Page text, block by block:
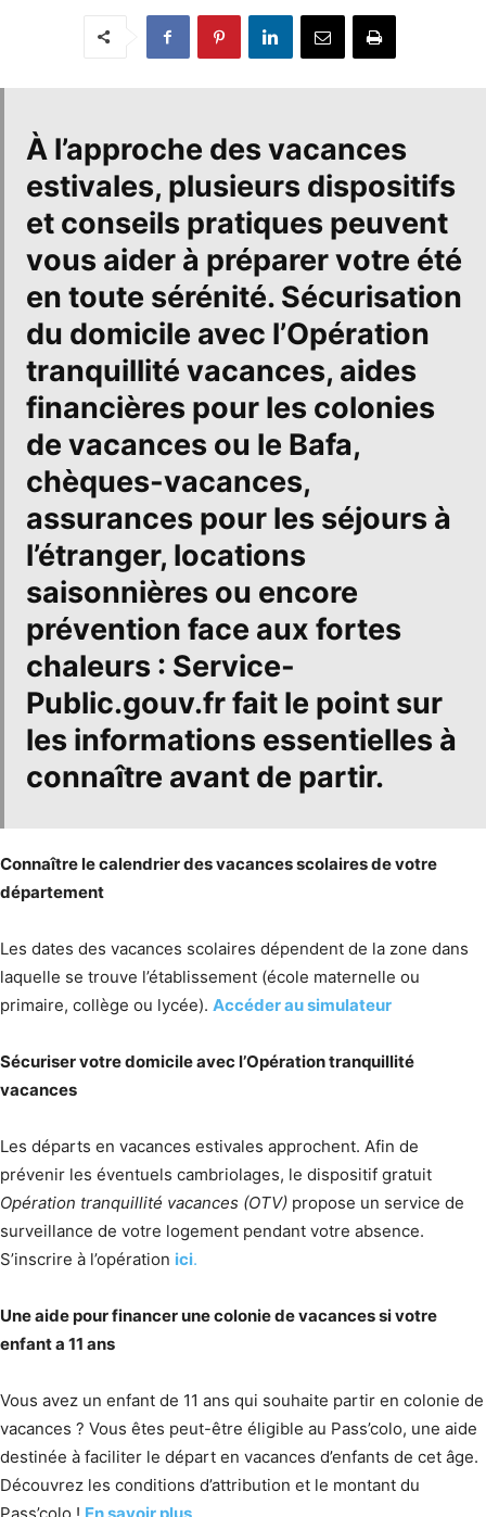
À l’approche desvacances
estivales, plusieurs dispositifs
et conseils pratiques peuvent
vous aider à préparer votre été
en toute sérénité. Sécurisation
du domicile avec l’Opération
tranquillité vacances, aides
financières pour les colonies
de vacances ou le Bafa,
chèques-vacances,
assurances pour les séjours à
l’étranger, locations
saisonnières ou encore
prévention face aux fortes
chaleurs : Service-
Public.gouv.fr fait le point sur
les informations essentielles à
connaître avant de partir.
Connaître le calendrier des vacances scolaires de votre
département
Les dates des vacances scolaires dépendent de la zone dans
laquelle se trouve l’établissement (école maternelle ou
primaire, collège ou lycée). Accéder au simulateur
Sécuriser votre domicile avec l’Opération tranquillité
vacances
Les départs en vacances estivales approchent. Afin de
prévenir les éventuels cambriolages, le dispositif gratuit
Opération tranquillité vacances (OTV) propose un service de
surveillance de votre logement pendant votre absence.
S’inscrire à l’opération ici.
Une aide pour financer une colonie de vacances si votre
enfant a 11 ans
Vous avez un enfant de 11 ans qui souhaite partir en colonie de
vacances ? Vous êtes peut-être éligible au Pass’colo, une aide
destinée à faciliter le départ en vacances d’enfants de cet âge.
Découvrez les conditions d’attribution et le montant du